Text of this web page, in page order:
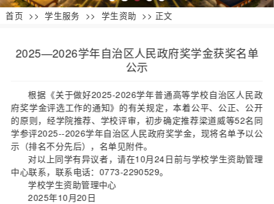
首页 >> 学生服务 >> 学生资助 >> 正文
2025—2026学年自治区人民政府奖学金获奖名单
公示
根据《关于做好2025-2026学年普通高等学校自治区人民政
府奖学金评选工作的通知》的有关规定，本着公平、公正、公开
的原则，经学院推荐、学校评审，初步确定推荐梁道威等52名同
学参评2025--2026学年自治区人民政府奖学金，现将名单予以公
示（排名不分先后），名单见附件。
对以上同学有异议者，请在10月24日前与学校学生资助管理
中心联系，联系电话：0773-2290529。
学校学生资助管理中心
2025年10月20日